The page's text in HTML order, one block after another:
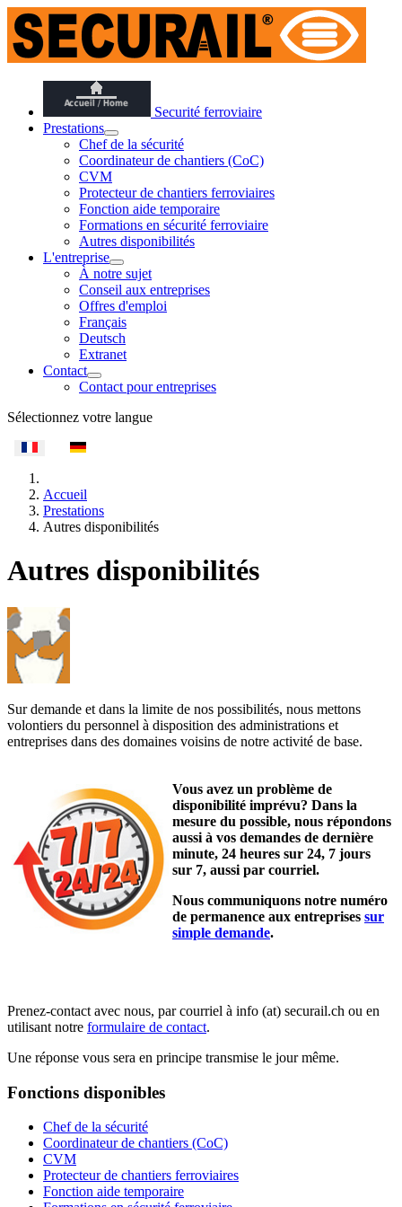
Securité ferroviaire
Prestations
Chef de la sécurité
Coordinateur de chantiers (CoC)
CVM
Protecteur de chantiers ferroviaires
Fonction aide temporaire
Formations en sécurité ferroviaire
Autres disponibilités
L'entreprise
À notre sujet
Conseil aux entreprises
Offres d'emploi
Français
Deutsch
Extranet
Contact
Contact pour entreprises
Sélectionnez votre langue
Accueil
Prestations
Autres disponibilités
Autres disponibilités
Sur demande et dans la limite de nos possibilités, nous mettons
volontiers du personnel à disposition des administrations et
entreprises dans des domaines voisins de notre activité de base.
Vous avez un problème de
disponibilité imprévu? Dans la
mesure du possible, nous répondons
aussi à vos demandes de dernière
minute, 24 heures sur 24, 7 jours
sur 7, aussi par courriel.
Nous communiquons notre numéro
de permanence aux entreprises sur
simple demande.
Prenez-contact avec nous, par courriel à info (at) securail.ch ou en
utilisant notre formulaire de contact.
Une réponse vous sera en principe transmise le jour même.
Fonctions disponibles
Chef de la sécurité
Coordinateur de chantiers (CoC)
CVM
Protecteur de chantiers ferroviaires
Fonction aide temporaire